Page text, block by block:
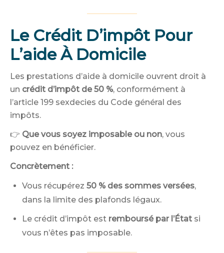
Le Crédit D’impôt Pour
L’aide À Domicile
Les prestations d’aide à domicile ouvrent droit à
un crédit d’impôt de 50 %, conformément à
l’article 199 sexdecies du Code général des
impôts.
👉 Que vous soyez imposable ou non, vous
pouvez en bénéficier.
Concrètement :
Vous récupérez 50 % des sommes versées,
dans la limite des plafonds légaux.
Le crédit d’impôt est remboursé par l’État si
vous n’êtes pas imposable.